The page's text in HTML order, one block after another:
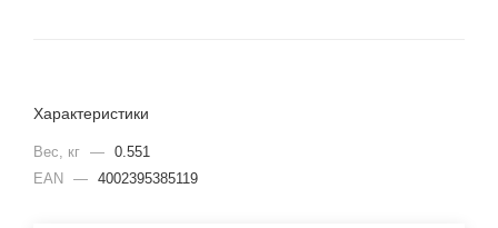
Характеристики
Вес, кг — 0.551
EAN
— 4002395385119